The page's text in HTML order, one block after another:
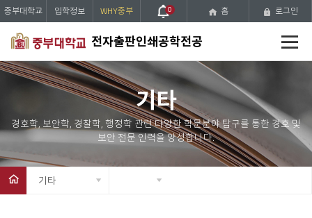
전자출판인쇄공학전공
메
중부대학교 입학정보 WHY중부 0 홈 로그인
기타
기타